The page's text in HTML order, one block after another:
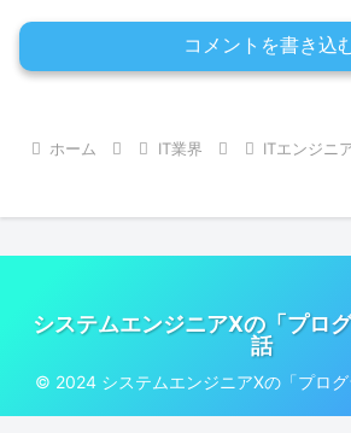
コメントを書き込
ホーム IT業界 ITエンジニ
システムエンジニアXの「プロ
話
© 2024 システムエンジニアXの「プロ